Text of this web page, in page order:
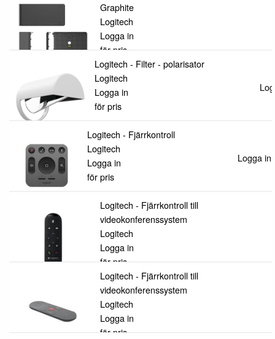
Graphite
Logitech
Logga in
för pris
Logitech - Filter - polarisator
Logitech
Logga in
för pris
Logitech - Fjärrkontroll
Logitech
Logga in
för pris
Logga in
Logitech - Fjärrkontroll till
videokonferenssystem
Logitech
Logga in
för pris
Logitech - Fjärrkontroll till
videokonferenssystem
Logitech
Logga in
för pris